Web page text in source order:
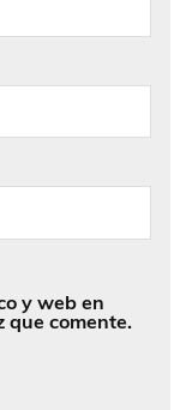
y web en
que comente.